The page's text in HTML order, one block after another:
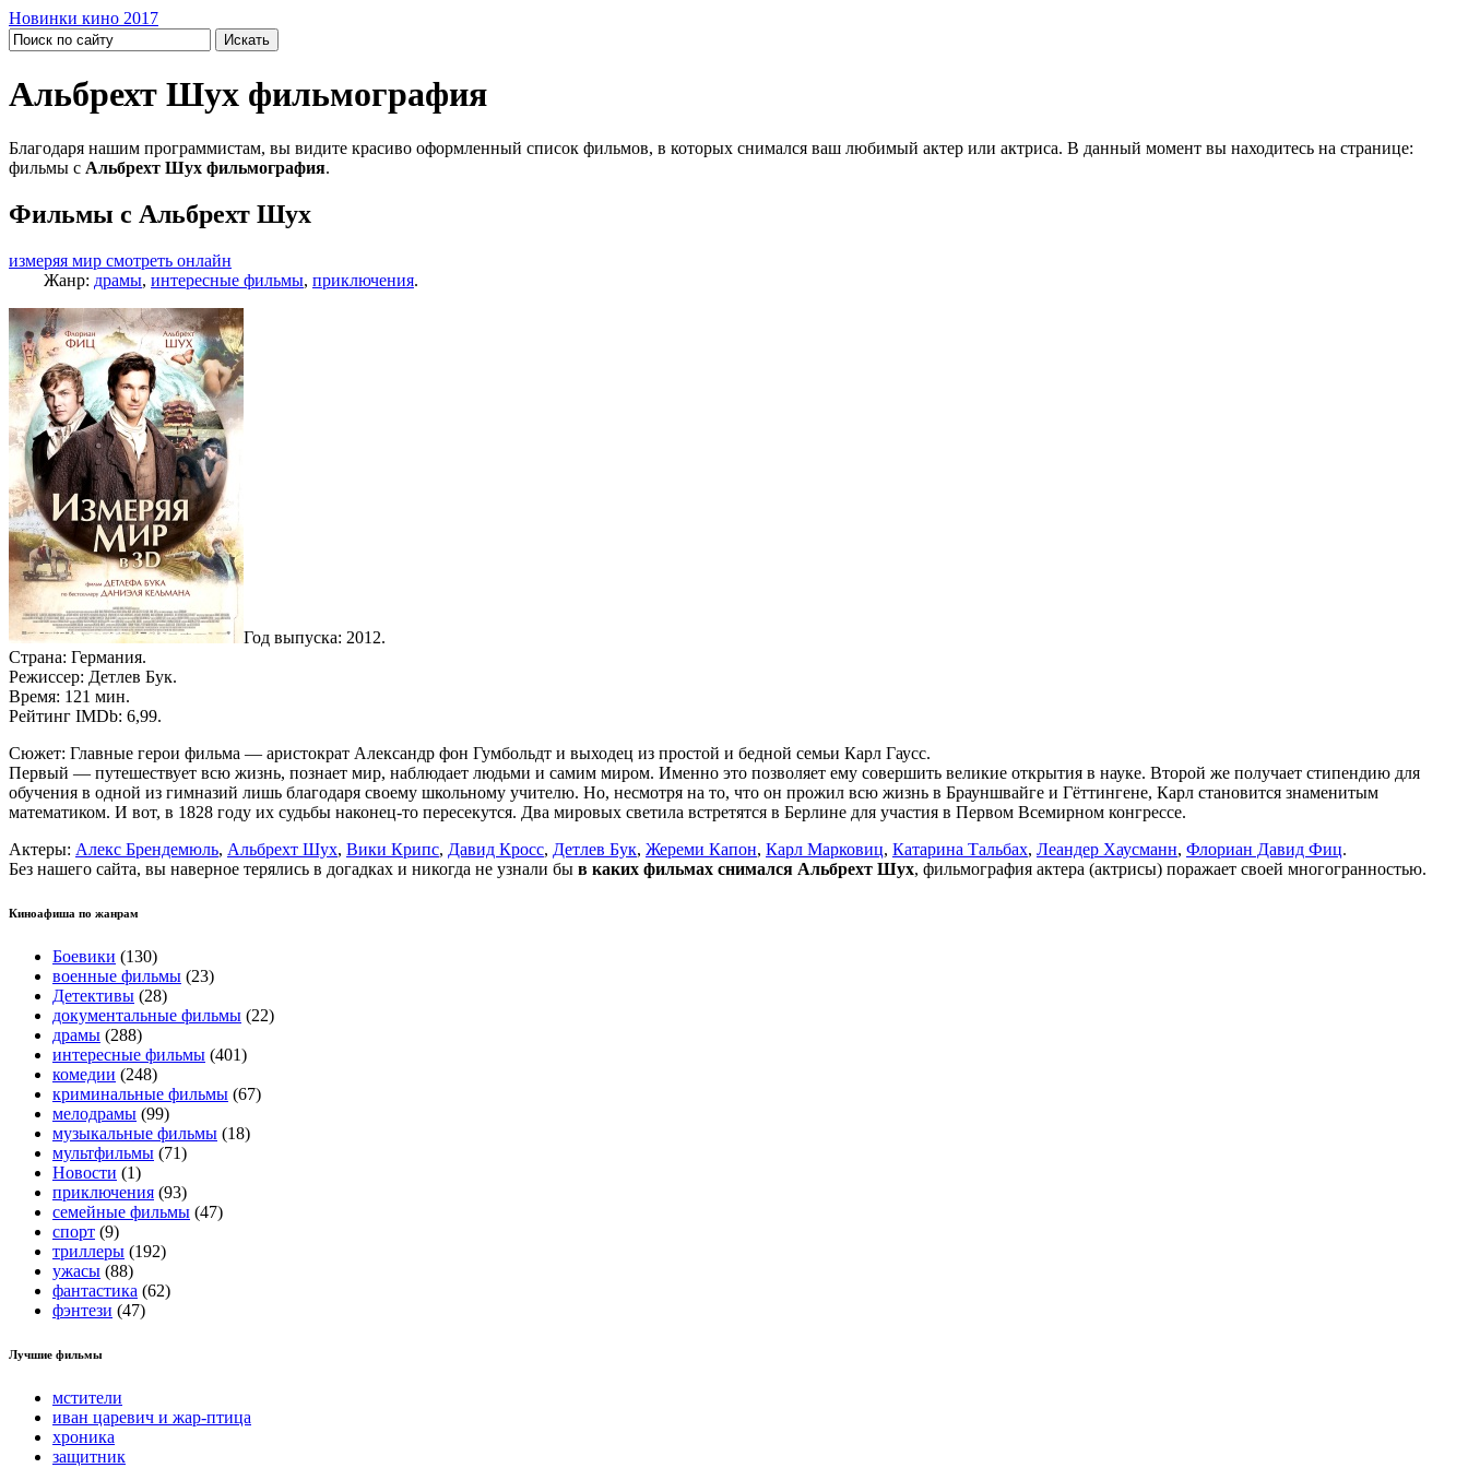
Новинки кино 2017
Альбрехт Шух фильмография
Благодаря нашим программистам, вы видите красиво оформленный список фильмов, в которых снимался ваш любимый актер или актриса. В данный момент вы находитесь на странице:
фильмы с Альбрехт Шух фильмография.
Фильмы с Альбрехт Шух
измеряя мир смотреть онлайн
Жанр: драмы, интересные фильмы, приключения.
Год выпуска: 2012.
Страна: Германия.
Режиссер: Детлев Бук.
Время: 121 мин.
Рейтинг IMDb: 6,99.
Сюжет: Главные герои фильма — аристократ Александр фон Гумбольдт и выходец из простой и бедной семьи Карл Гаусс.
Первый — путешествует всю жизнь, познает мир, наблюдает людьми и самим миром. Именно это позволяет ему совершить великие открытия в науке. Второй же получает стипендию для
обучения в одной из гимназий лишь благодаря своему школьному учителю. Но, несмотря на то, что он прожил всю жизнь в Брауншвайге и Гёттингене, Карл становится знаменитым
математиком. И вот, в 1828 году их судьбы наконец-то пересекутся. Два мировых светила встретятся в Берлине для участия в Первом Всемирном конгрессе.
Актеры: Алекс Брендемюль, Альбрехт Шух, Вики Крипс, Давид Кросс, Детлев Бук, Жереми Капон, Карл Марковиц, Катарина Тальбах, Леандер Хаусманн, Флориан Давид Фиц.
Без нашего сайта, вы наверное терялись в догадках и никогда не узнали бы в каких фильмах снимался Альбрехт Шух, фильмография актера (актрисы) поражает своей многогранностью.
Киноафиша по жанрам
Боевики (130)
военные фильмы (23)
Детективы (28)
документальные фильмы (22)
драмы (288)
интересные фильмы (401)
комедии (248)
криминальные фильмы (67)
мелодрамы (99)
музыкальные фильмы (18)
мультфильмы (71)
Новости (1)
приключения (93)
семейные фильмы (47)
спорт (9)
триллеры (192)
ужасы (88)
фантастика (62)
фэнтези (47)
Лучшие фильмы
мстители
иван царевич и жар-птица
хроника
защитник